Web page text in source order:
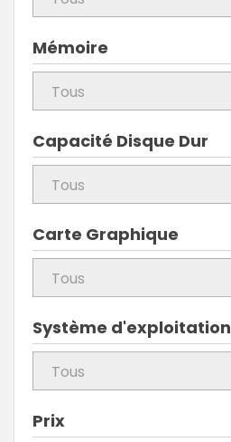
Mémoire
Capacité Disque Dur
Carte Graphique
Système d'exploitation
Prix